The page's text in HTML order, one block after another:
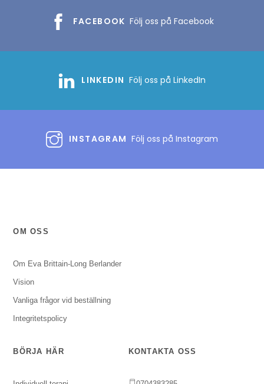
FACEBOOK Följ oss på Facebook
LINKEDIN Följ oss på LinkedIn
INSTAGRAM Följ oss på Instagram
OM OSS
Om Eva Brittain-Long Berlander
Vision
Vanliga frågor vid beställning
Integritetspolicy
BÖRJA HÄR KONTAKTA OSS